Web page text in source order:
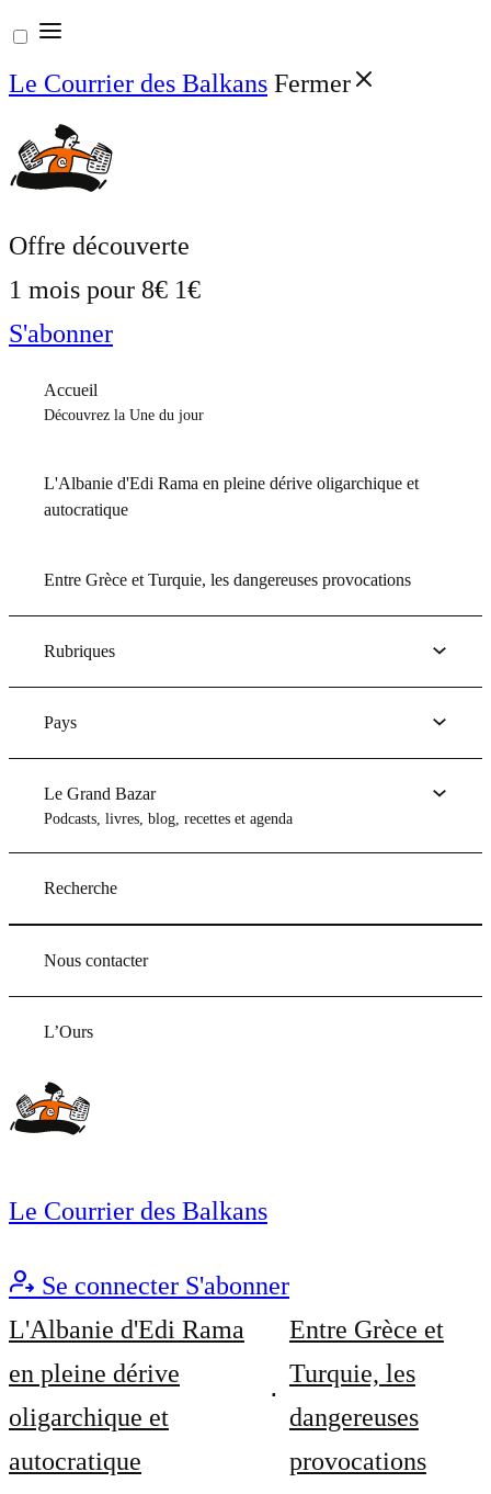
Aller
au
contenu
Le Courrier des Balkans Fermer
Offre découverte
1 mois pour 8€ 1€
S'abonner
Accueil
Découvrez la Une du jour
L'Albanie d'Edi Rama en pleine dérive oligarchique et
autocratique
Entre Grèce et Turquie, les dangereuses provocations
Rubriques
Pays
Le Grand Bazar
Podcasts, livres, blog, recettes et agenda
Recherche
Nous contacter
L’Ours
Le Courrier des Balkans
Se connecter S'abonner
L'Albanie d'Edi Rama
en pleine dérive
oligarchique et
autocratique
Entre Grèce et
Turquie, les
dangereuses
provocations